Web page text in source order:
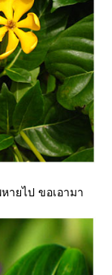
ยไป ขอเอามา